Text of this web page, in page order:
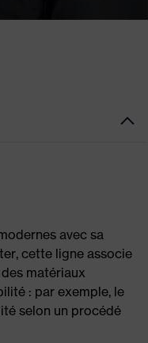
avec sa
cette ligne associe
matériaux
: par exemple, le
selon un procédé